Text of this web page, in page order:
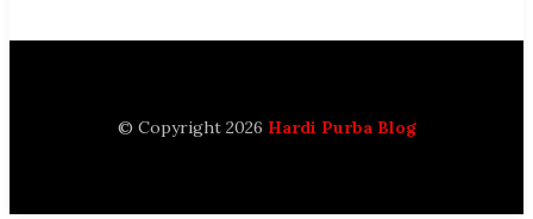
© Copyright 2026 Hardi Purba Blog